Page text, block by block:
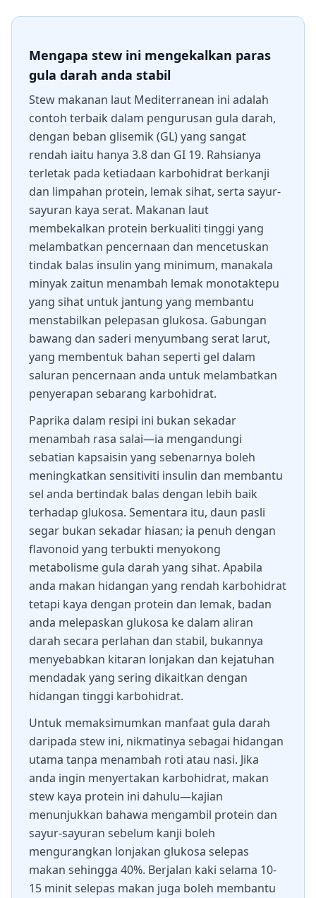
Mengapa stew ini mengekalkan paras
gula darah anda stabil
Stew makanan laut Mediterranean ini adalah
contoh terbaik dalam pengurusan gula darah,
dengan beban glisemik (GL) yang sangat
rendah iaitu hanya 3.8 dan GI 19. Rahsianya
terletak pada ketiadaan karbohidrat berkanji
dan limpahan protein, lemak sihat, serta sayur-
sayuran kaya serat. Makanan laut
membekalkan protein berkualiti tinggi yang
melambatkan pencernaan dan mencetuskan
tindak balas insulin yang minimum, manakala
minyak zaitun menambah lemak monotaktepu
yang sihat untuk jantung yang membantu
menstabilkan pelepasan glukosa. Gabungan
bawang dan saderi menyumbang serat larut,
yang membentuk bahan seperti gel dalam
saluran pencernaan anda untuk melambatkan
penyerapan sebarang karbohidrat.
Paprika dalam resipi ini bukan sekadar
menambah rasa salai—ia mengandungi
sebatian kapsaisin yang sebenarnya boleh
meningkatkan sensitiviti insulin dan membantu
sel anda bertindak balas dengan lebih baik
terhadap glukosa. Sementara itu, daun pasli
segar bukan sekadar hiasan; ia penuh dengan
flavonoid yang terbukti menyokong
metabolisme gula darah yang sihat. Apabila
anda makan hidangan yang rendah karbohidrat
tetapi kaya dengan protein dan lemak, badan
anda melepaskan glukosa ke dalam aliran
darah secara perlahan dan stabil, bukannya
menyebabkan kitaran lonjakan dan kejatuhan
mendadak yang sering dikaitkan dengan
hidangan tinggi karbohidrat.
Untuk memaksimumkan manfaat gula darah
daripada stew ini, nikmatinya sebagai hidangan
utama tanpa menambah roti atau nasi. Jika
anda ingin menyertakan karbohidrat, makan
stew kaya protein ini dahulu—kajian
menunjukkan bahawa mengambil protein dan
sayur-sayuran sebelum kanji boleh
mengurangkan lonjakan glukosa selepas
makan sehingga 40%. Berjalan kaki selama 10-
15 minit selepas makan juga boleh membantu